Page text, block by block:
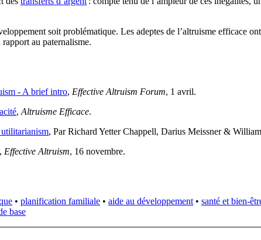
soit problématique. Les adeptes de l’altruisme efficace
rapport au paternalisme.
- A brief intro, Effective Altruism Forum, 1 avril.
, Altruisme Efficace.
, Par Richard Yetter Chappell, Darius Meissner &
, Effective Altruism, 16 novembre.
• planification familiale • aide au développement • santé et bien-
base